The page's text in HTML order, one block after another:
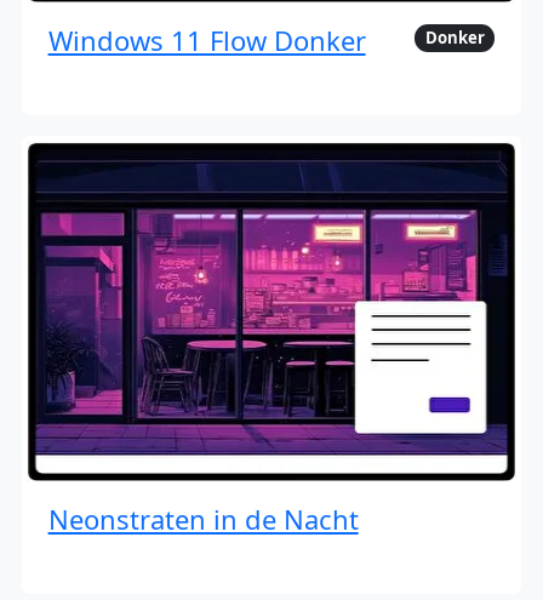
Windows 11 Flow Donker Donker
Neonstraten in de Nacht